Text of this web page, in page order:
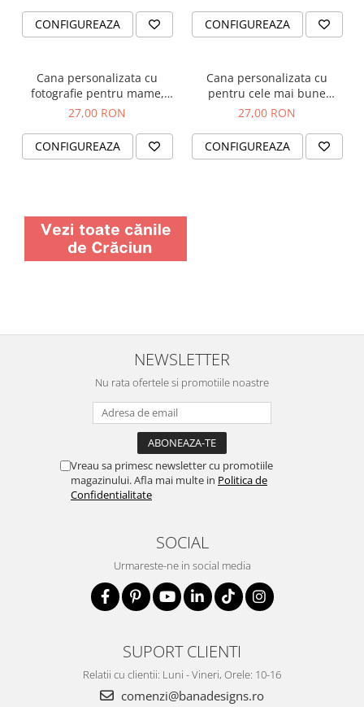
CONFIGUREAZA CONFIGUREAZA
Cana personalizata cu
fotografie pentru mame,
Cea mai fericita mamica
27,00 RON
CONFIGUREAZA
Cana personalizata cu
pentru cele mai bune
prietene, BFF
27,00 RON
CONFIGUREAZA
NEWSLETTER
Nu rata ofertele si promotiile noastre
Vreau sa primesc newsletter cu promotiile
magazinului. Afla mai multe in Politica de
Confidentialitate
SOCIAL
Urmareste-ne in social media
SUPORT CLIENTI
Relatii cu clientii: Luni - Vineri, Orele: 10-16
comenzi@banadesigns.ro